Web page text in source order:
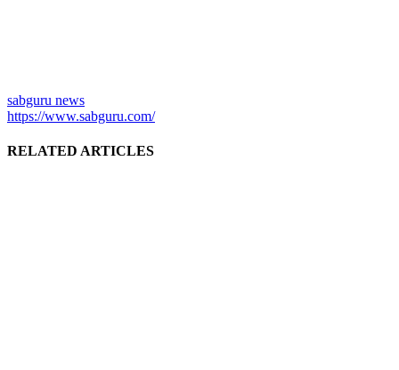
sabguru news
https://www.sabguru.com/
RELATED ARTICLES